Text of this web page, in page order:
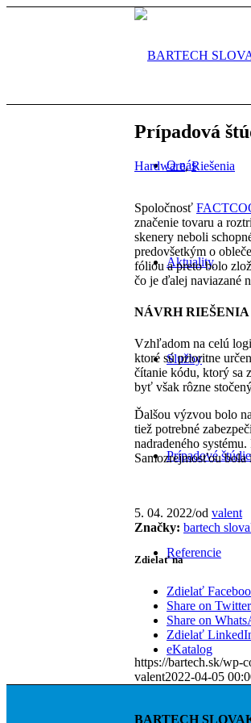
O nás
Aktuality
Služby
Prípadové štúdie
Referencie
eKatalog
Prípadová
Hardware,Riešenia
Spoločnosť
značenie tovaru a
skenery neboli
predovšetkým o
fóliou a preto bolo
čo je ďalej naviazané
NÁVRH RIEŠENIA
Vzhľadom na celú
ktoré sú prioritne
čítanie kódu, ktorý sa
byť však rôzne
Ďalšou výzvou bolo
tiež potrebné
nadradeného
Samozrejmosťou bola
5. 04. 2022/od valent
Značky: bartech
Zdielať na
Zdielať
Share on Twitter
Share on
Zdielať
https://bartech.sk/wp-
valent2022-04-05
BARTECH